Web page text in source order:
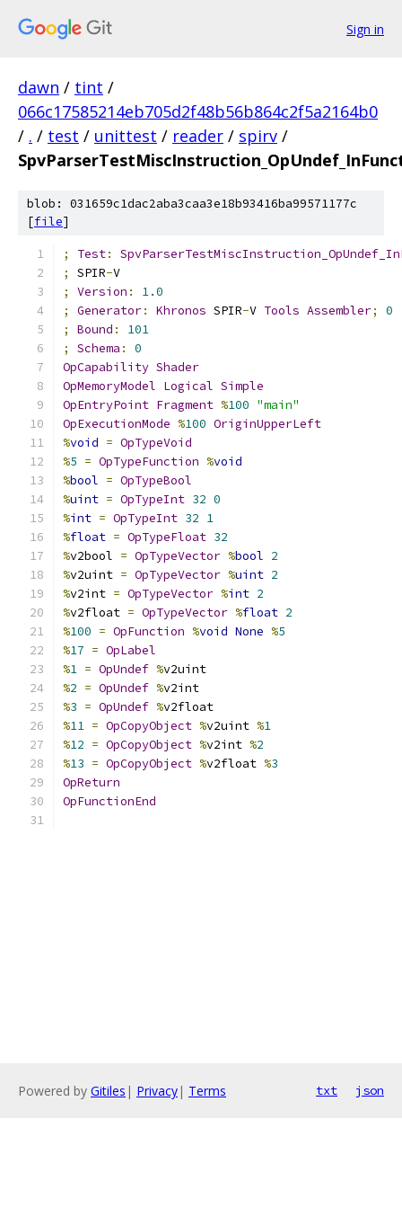
Sign in
dawn / tint /
066c17585214eb705d2f48b56b864c2f5a2164b0
/ . / test / unittest / reader / spirv /
blob: 031659c1dac2aba3caa3e18b93416ba99571177c
[file]
; Test:
;
SPIR-V
;
Version :
1.0
;
Generator: Khronos SPIR-V Tools Assembler;
0
;
Bound :
101
;
Schema :
0
OpCapability Shader
OpMemoryModel Logical Simple
OpEntryPoint Fragment %100 "main"
OpExecutionMode %100 OriginUpperLeft
%void = OpTypeVoid
%5 = OpTypeFunction %void
%bool = OpTypeBool
%uint = OpTypeInt 32 0
%int = OpTypeInt 32 1
%float = OpTypeFloat 32
%v2bool = OpTypeVector %bool 2
%v2uint = OpTypeVector %uint 2
%v2int = OpTypeVector %int 2
%v2float = OpTypeVector %float 2
%100 = OpFunction %void None %5
%17 = OpLabel
%1 = OpUndef %v2uint
%2 = OpUndef %v2int
%3 = OpUndef %v2float
%11 = OpCopyObject %v2uint %1
%12 = OpCopyObject %v2int %2
%13 = OpCopyObject %v2float %3
OpReturn
OpFunctionEnd
Powered by Gitiles | Privacy| Terms txt json